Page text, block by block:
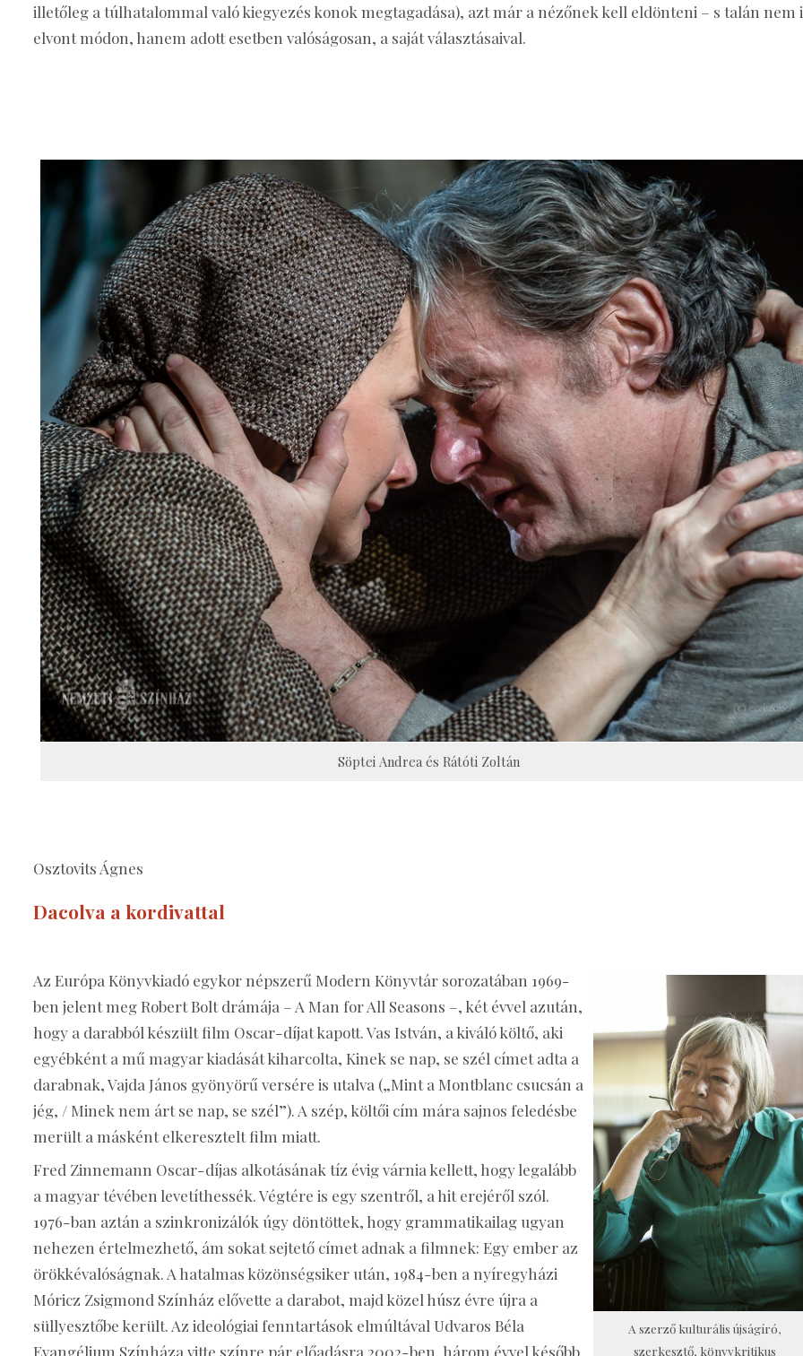
illetőleg a túlhatalommal való kiegyezés konok megtagadása), azt már a nézőnek kell eldönteni – s talán nem
elvont módon, hanem adott esetben valóságosan, a saját választásaival.
Söptei Andrea és Rátóti Zoltán
Osztovits Ágnes
Dacolva a kordivattal
A szerző kulturális újságíró,
szerkesztő, könyvkritikus
Az Európa Könyvkiadó egykor népszerű Modern Könyvtár sorozatában 1969-
ben jelent meg Robert Bolt drámája – A Man for All Seasons –, két évvel azután,
hogy a darabból készült film Oscar-díjat kapott. Vas István, a kiváló költő, aki
egyébként a mű magyar kiadását kiharcolta, Kinek se nap, se szél címet adta a
darabnak, Vajda János gyönyörű versére is utalva („Mint a Montblanc csucsán a
jég, / Minek nem árt se nap, se szél”). A szép, költői cím mára sajnos feledésbe
merült a másként elkeresztelt film miatt.
Fred Zinnemann Oscar-díjas alkotásának tíz évig várnia kellett, hogy legalább
a magyar tévében levetíthessék. Végtére is egy szentről, a hit erejéről szól.
1976-ban aztán a szinkronizálók úgy döntöttek, hogy grammatikailag ugyan
nehezen értelmezhető, ám sokat sejtető címet adnak a filmnek: Egy ember az
örökkévalóságnak. A hatalmas közönségsiker után, 1984-ben a nyíregyházi
Móricz Zsigmond Színház elővette a darabot, majd közel húsz évre újra a
süllyesztőbe került. Az ideológiai fenntartások elmúltával Udvaros Béla
Evangélium Színháza vitte színre pár előadásra 2002-ben, három évvel később